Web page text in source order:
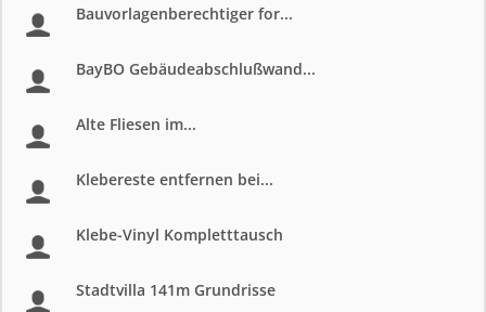
Bauvorlagenberechtiger for...
BayBO Gebäudeabschlußwand...
Alte Fliesen im...
Klebereste entfernen bei...
Klebe-Vinyl Kompletttausch
Stadtvilla 141m Grundrisse